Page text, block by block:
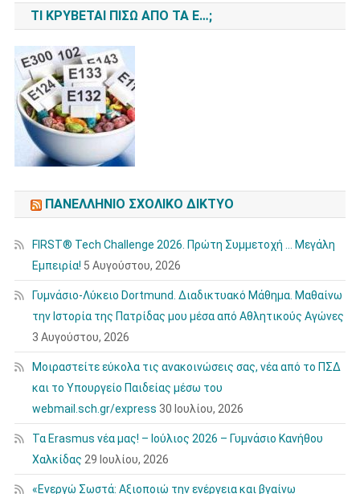
ΤΙ ΚΡΎΒΕΤΑΙ ΠΊΣΩ ΑΠΌ ΤΑ Ε…;
ΠΑΝΕΛΛΉΝΙΟ ΣΧΟΛΙΚΌ ΔΊΚΤΥΟ
FIRST® Tech Challenge 2026. Πρώτη Συμμετοχή … Μεγάλη
Εμπειρία! 5 Αυγούστου, 2026
Γυμνάσιο-Λύκειο Dortmund. Διαδικτυακό Μάθημα. Μαθαίνω
την Ιστορία της Πατρίδας μου μέσα από Αθλητικούς Αγώνες
3 Αυγούστου, 2026
Μοιραστείτε εύκολα τις ανακοινώσεις σας, νέα από το ΠΣΔ
και το Υπουργείο Παιδείας μέσω του
webmail.sch.gr/express 30 Ιουλίου, 2026
Τα Erasmus νέα μας! – Ιούλιος 2026 – Γυμνάσιο Κανήθου
Χαλκίδας 29 Ιουλίου, 2026
«Ενεργώ Σωστά: Αξιοποιώ την ενέργεια και βγαίνω